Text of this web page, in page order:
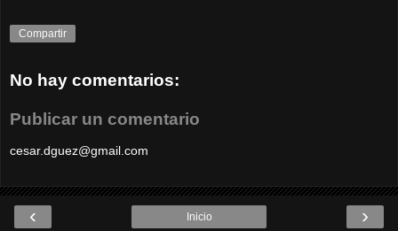
Compartir
No hay comentarios:
Publicar un comentario
cesar.dguez@gmail.com
‹ ›
Inicio